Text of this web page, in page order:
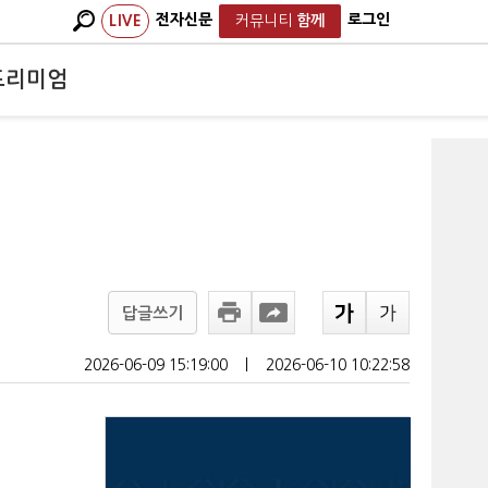
LIVE 전자신문 커뮤니티 함께 로그인
리미엄
답글쓰기
2026-06-09 15:19:00 2026-06-10 10:22:58